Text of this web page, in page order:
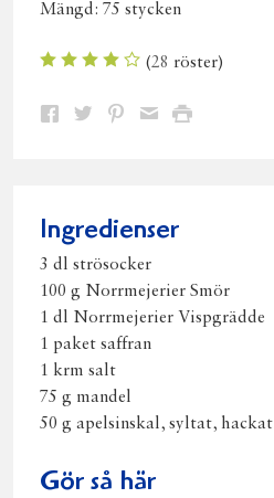
Mängd: 75 stycken
(28 röster)
Dela Dela Dela DelaSkriv
Ingredienser
3 dl strösocker
100 g Norrmejerier Smör
1 dl Norrmejerier Vispgrädde
1 paket saffran
1 krm salt
75 g mandel
50 g apelsinskal, syltat, hackat
Gör så här